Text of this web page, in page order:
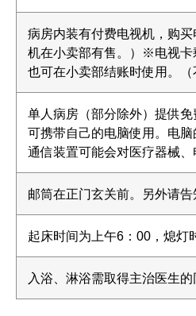
病房内装有付费电视机，购
机在小卖部有售。）※电视卡
也可在小卖部结账时使用。（
单人病房（部分除外）提供免
可携带自己的电脑使用。电
通信装置可能会对医疗器械、
邮筒在正门玄关前。另外请
起床时间为上午6：00，熄灯
入浴、淋浴需取得主治医生